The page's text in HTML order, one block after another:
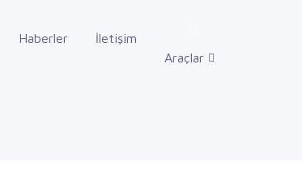
Haberler
İletişim
Araçlar